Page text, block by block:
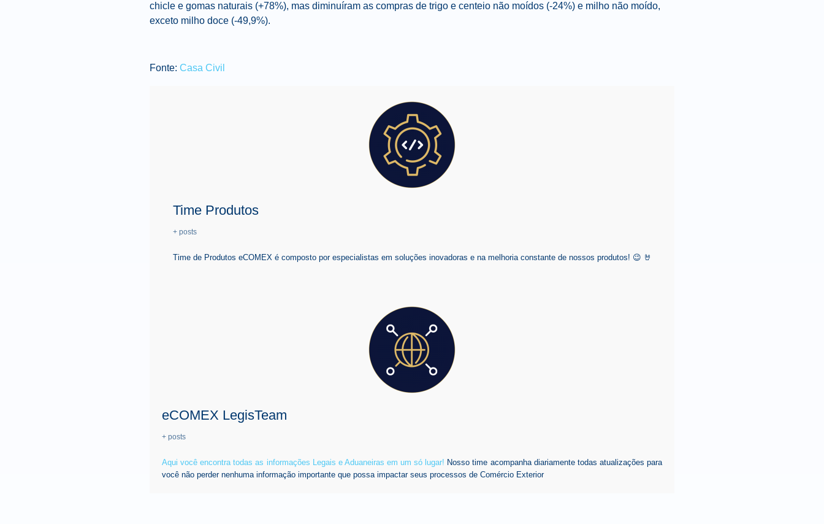
chicle e gomas naturais (+78%), mas diminuíram as compras de trigo e centeio não moídos (-24%) e milho não moído,
exceto milho doce (-49,9%).
Fonte: Casa Civil
Time Produtos
+ posts
Time de Produtos eCOMEX é composto por especialistas em soluções inovadoras e na melhoria constante de nossos produtos! 😉 🤘
eCOMEX LegisTeam
+ posts
Aqui você encontra todas as informações Legais e Aduaneiras em um só lugar! Nosso time acompanha diariamente todas atualizações para
você não perder nenhuma informação importante que possa impactar seus processos de Comércio Exterior